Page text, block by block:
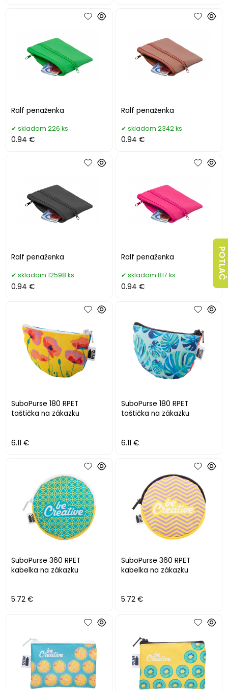
Ralf penaženka
skladom 226 ks
0.94 €
Ralf penaženka
skladom 2342 ks
0.94 €
Ralf penaženka
skladom 12598 ks
0.94 €
Ralf penaženka
skladom 817 ks
0.94 €
SuboPurse 180 RPET
taštička na zákazku
6.11 €
SuboPurse 180 RPET
taštička na zákazku
6.11 €
SuboPurse 360 RPET
kabelka na zákazku
5.72 €
SuboPurse 360 RPET
kabelka na zákazku
5.72 €
POTLAČ